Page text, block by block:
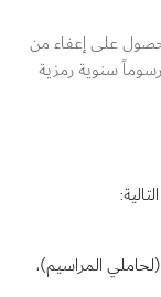
على إعفاء من
سنوية رمزية
المراسيم)،